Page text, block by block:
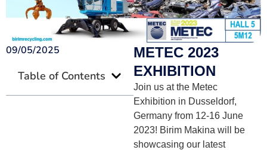
09/05/2025
Table of Contents
METEC 2023
EXHIBITION
Join us at the Metec
Exhibition in Dusseldorf,
Germany from 12-16 June
2023! Birim Makina will be
showcasing our latest